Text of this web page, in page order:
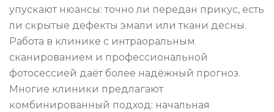
упускают нюансы: точно ли передан прикус, есть
ли скрытые дефекты эмали или ткани десны.
Работа в клинике с интраоральным
сканированием и профессиональной
фотосессией даёт более надёжный прогноз.
Многие клиники предлагают
комбинированный подход: начальная